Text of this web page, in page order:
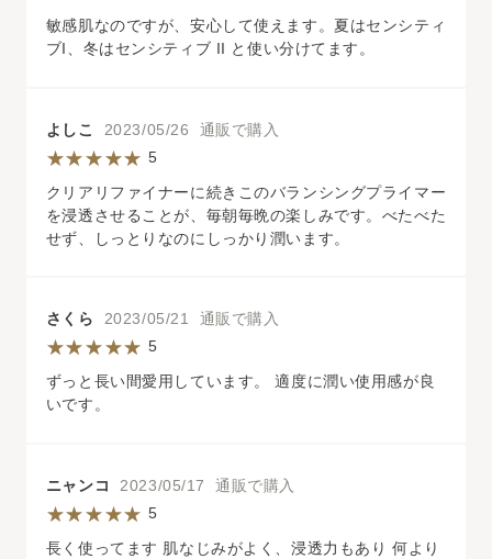
敏感肌なのですが、安心して使えます。夏はセンシティ
ブI、冬はセンシティブ II と使い分けてます。
よしこ 2023/05/26 通販で購入
5
クリアリファイナーに続きこのバランシングプライマー
を浸透させることが、毎朝毎晩の楽しみです。べたべた
せず、しっとりなのにしっかり潤います。
さくら 2023/05/21 通販で購入
5
ずっと長い間愛用しています。 適度に潤い使用感が良
いです。
ニャンコ 2023/05/17 通販で購入
5
長く使ってます 肌なじみがよく、浸透力もあり 何より